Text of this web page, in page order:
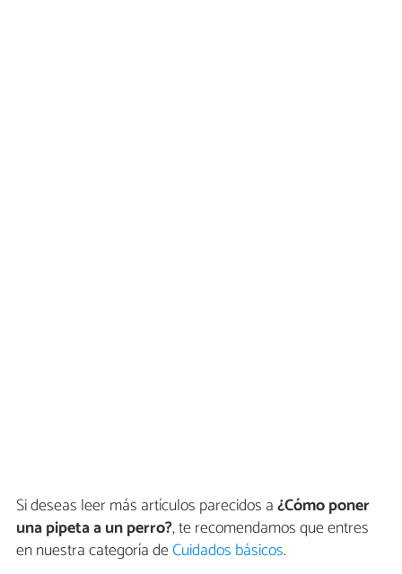
Si deseas leer más artículos parecidos a¿Cómo poner
una pipeta a un perro?, te recomendamos que entres
en nuestra categoría deCuidados básicos.